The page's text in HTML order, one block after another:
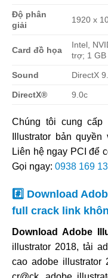
Độ phân
giải
1920 x
Card đồ họa
Intel,
trợ; 1 GB
Sound DirectX
DirectX® 9.0c
Chúng tôi cung cấp
Illustrator bản
Liên hệ ngay PCI để
Gọi ngay: 0938 169
#️⃣ Download
full crack link
Download Adobe
illustrator 2018, tải
cao adobe illustrator